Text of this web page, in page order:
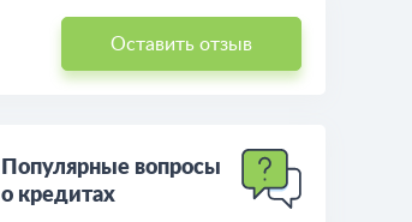
Оставить отзыв
Популярные вопросы
о кредитах